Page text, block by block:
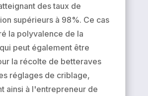
des taux de
supérieurs à 98%. Ce cas
la polyvalence de la
peut également être
la récolte de betteraves
réglages de criblage,
ainsi à l'entrepreneur de